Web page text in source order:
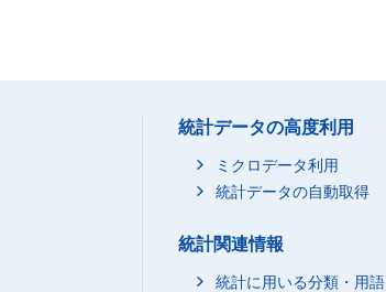
統計データの高度利用
ミクロデータ利用
統計データの自動取得
統計関連情報
統計に用いる分類・用語